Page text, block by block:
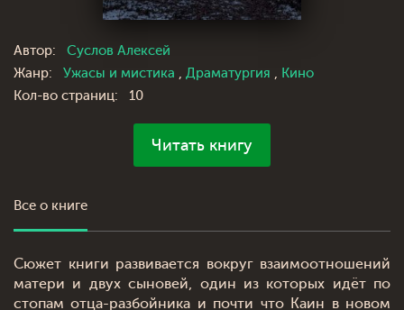
Автор:
Суслов Алексей
Жанр:
Ужасы и мистика , Драматургия , Кино
Кол-во страниц:
10
Читать книгу
Все о книге
Сюжет книги развивается вокруг взаимоотношений
матери и двух сыновей, один из которых идёт по
стопам отца-разбойника и почти что Каин в новом